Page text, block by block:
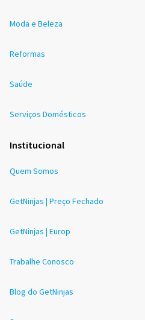
Moda e Beleza
Reformas
Saúde
Serviços Domésticos
Institucional
Quem Somos
GetNinjas | Preço Fechado
GetNinjas | Europ
Trabalhe Conosco
Blog do GetNinjas